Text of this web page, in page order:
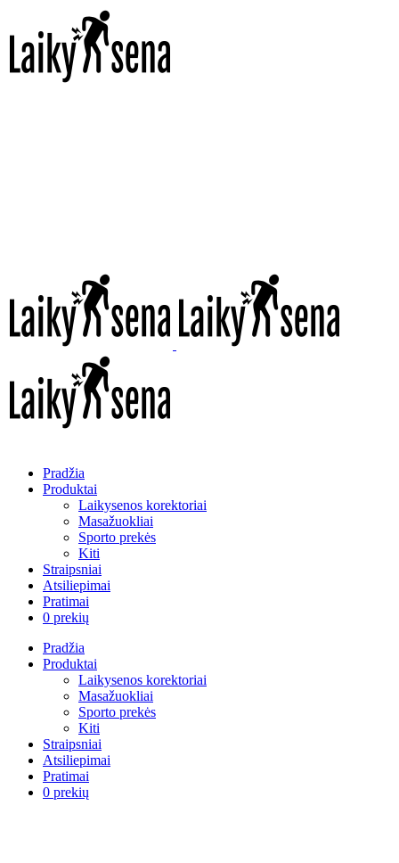
Pradžia
Produktai
Laikysenos korektoriai
Masažuokliai
Sporto prekės
Kiti
Straipsniai
Atsiliepimai
Pratimai
0 prekių
Pradžia
Produktai
Laikysenos korektoriai
Masažuokliai
Sporto prekės
Kiti
Straipsniai
Atsiliepimai
Pratimai
0 prekių